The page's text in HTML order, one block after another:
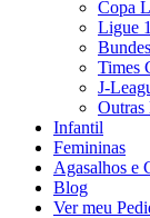
Copa
Ligue
Times
J-
Outras
Infantil
Femininas
Agasalhos e
Blog
Ver meu